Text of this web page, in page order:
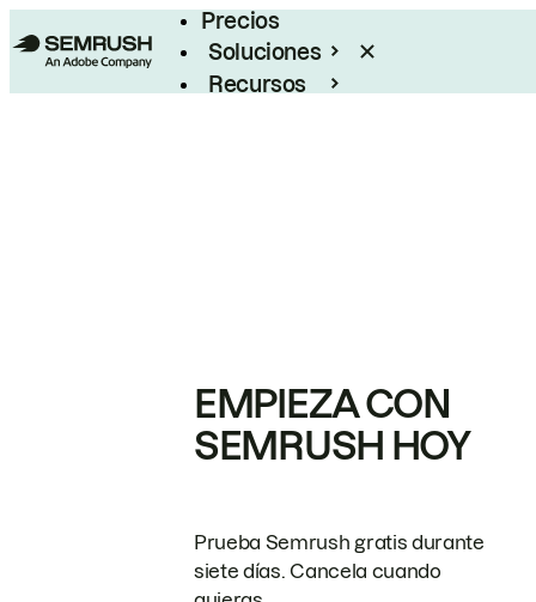
Precios
Soluciones
Recursos
EMPIEZA CON
SEMRUSH HOY
Prueba Semrush gratis durante
siete días. Cancela cuando